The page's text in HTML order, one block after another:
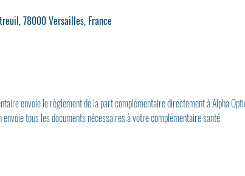
78000 Versailles, France
envoie le règlement de la part complémentaire directement à Alpha
tous les documents nécessaires à votre complémentaire santé.